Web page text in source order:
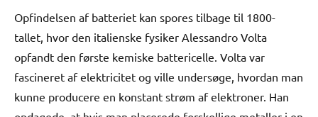
Opfindelsen af batteriet kan spores tilbage til 1800-
tallet, hvor den italienske fysiker Alessandro Volta
opfandt den første kemiske battericelle. Volta var
fascineret af elektricitet og ville undersøge, hvordan man
kunne producere en konstant strøm af elektroner. Han